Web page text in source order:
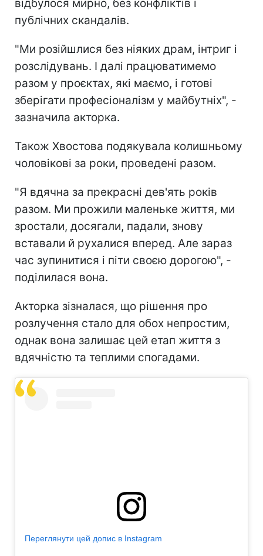
відбулося мирно, без конфліктів і
публічних скандалів.
"Ми розійшлися без ніяких драм, інтриг і
розслідувань. І далі працюватимемо
разом у проєктах, які маємо, і готові
зберігати професіоналізм у майбутніх", -
зазначила акторка.
Також Хвостова подякувала колишньому
чоловікові за роки, проведені разом.
"Я вдячна за прекрасні дев'ять років
разом. Ми прожили маленьке життя, ми
зростали, досягали, падали, знову
вставали й рухалися вперед. Але зараз
час зупинитися і піти своєю дорогою", -
поділилася вона.
Акторка зізналася, що рішення про
розлучення стало для обох непростим,
однак вона залишає цей етап життя з
вдячністю та теплими спогадами.
Переглянути цей допис в Instagram